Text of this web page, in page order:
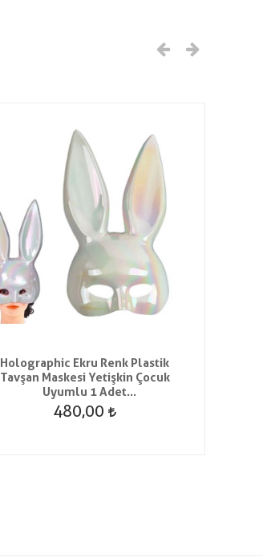
Holographic Ekru Renk Plastik
Tavşan Maskesi Yetişkin Çocuk
Uyumlu 1 Adet
halloweenbrideretro
480,00